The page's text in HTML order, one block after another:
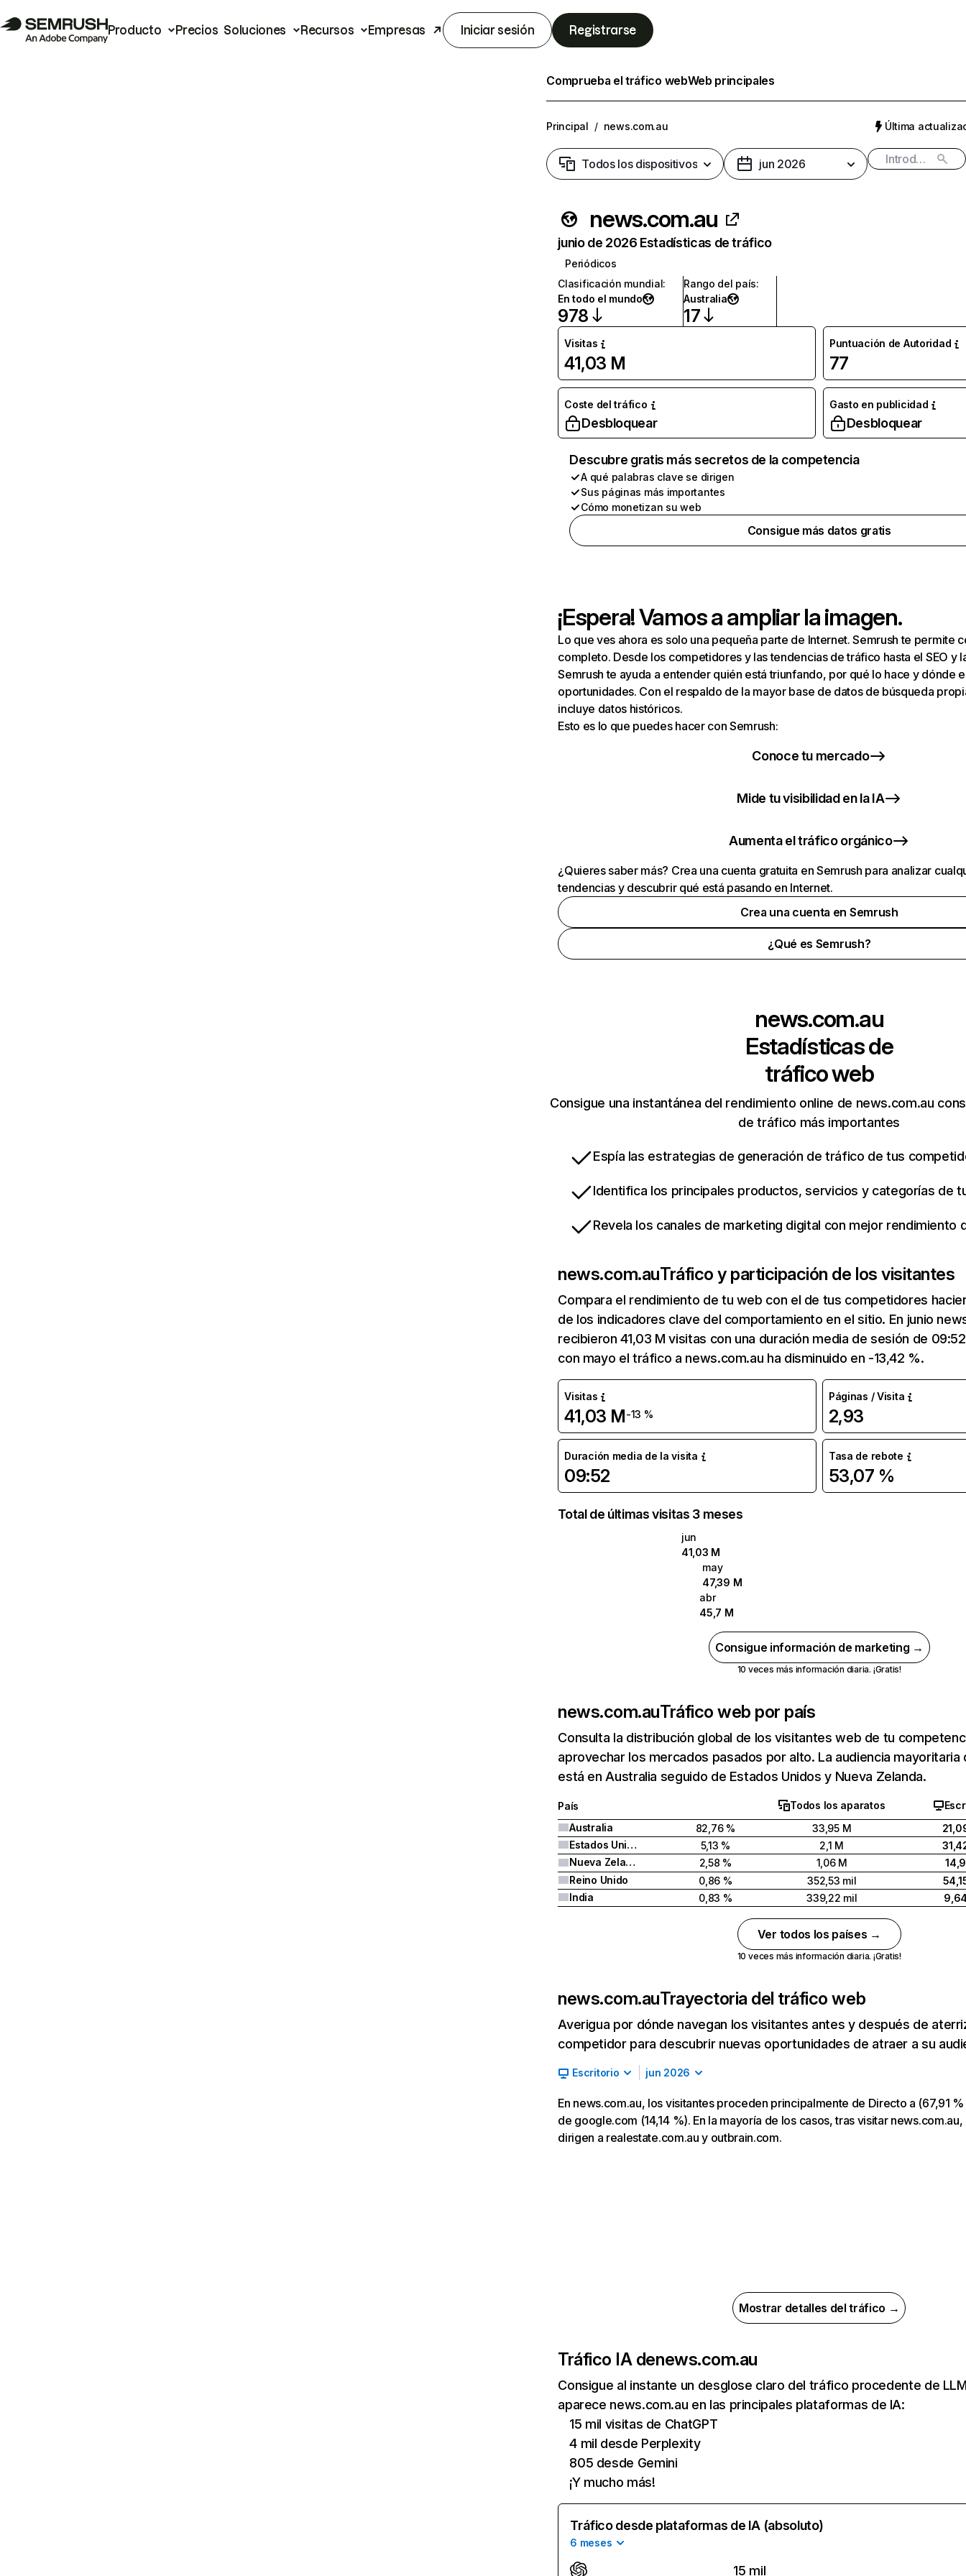
Producto Precios Soluciones Recursos Empresas Iniciar sesión Registrarse
Comprueba el tráfico webWeb principales
Principal / news.com.au Última
Todos los dispositivos jun 2026
news.com.au
junio de 2026 Estadísticas de tráfico
Periódicos
Clasificación mundial:
En todo el mundo
978
Rango del país:
Australia
17
Visitas
41,03 M
Puntuación de Autoridad
77
Coste del tráfico
Desbloquear
Gasto en publicidad
Desbloquear
Descubre gratis más secretos de la competencia
A qué palabras clave se dirigen
Sus páginas más importantes
Cómo monetizan su web
Consigue más datos gratis
¡Espera! Vamos a ampliar la imagen.
Lo que ves ahora es solo una pequeña parte de Internet. Semrush te permite
completo. Desde los competidores y las tendencias de tráfico hasta el SEO y
Semrush te ayuda a entender quién está triunfando, por qué lo hace y dónde
oportunidades. Con el respaldo de la mayor base de datos de búsqueda
incluye datos históricos.
Esto es lo que puedes hacer con Semrush:
Conoce tu mercado
Mide tu visibilidad en la IA
Aumenta el tráfico orgánico
¿Quieres saber más? Crea una cuenta gratuita en Semrush para analizar
tendencias y descubrir qué está pasando en Internet.
Crea una cuenta en Semrush
¿Qué es Semrush?
news.com.au
Estadísticas de
tráfico web
Consigue una instantánea del rendimiento online de news.com.au
de tráfico más importantes
Espía las estrategias de generación de tráfico de tus
Identifica los principales productos, servicios y categorías de
Revela los canales de marketing digital con mejor rendimiento
news.com.auTráfico y participación de los visitantes
Compara el rendimiento de tu web con el de tus competidores
de los indicadores clave del comportamiento en el sitio. En junio
recibieron 41,03 M visitas con una duración media de sesión de
con mayo el tráfico a news.com.au ha disminuido en -13,42 %.
Visitas
41,03 M-13 %
Páginas / Visita
2,93
Duración media de la visita
09:52
Tasa de rebote
53,07 %
Total de últimas visitas 3 meses
jun
41,03 M
may
47,39 M
abr
45,7 M
Consigue información de marketing →
10 veces más información diaria. ¡Gratis!
news.com.auTráfico web por país
Consulta la distribución global de los visitantes web de tu
aprovechar los mercados pasados por alto. La audiencia mayoritaria
está en Australia seguido de Estados Unidos y Nueva Zelanda.
País Todos los aparatos
Australia
82,76 % 33,95 M
Estados Unidos
5,13 % 2,1 M
Nueva Zelanda
2,58 % 1,06 M
Reino Unido
0,86 % 352,53 mil
India
0,83 % 339,22 mil
Ver todos los países →
10 veces más información diaria. ¡Gratis!
news.com.auTrayectoria del tráfico web
Averigua por dónde navegan los visitantes antes y después de
competidor para descubrir nuevas oportunidades de atraer a su
Escritorio jun 2026
En news.com.au, los visitantes proceden principalmente de Directo a (67,91
de google.com (14,14 %). En la mayoría de los casos, tras visitar
dirigen a realestate.com.au y outbrain.com.
Mostrar detalles del tráfico →
Tráfico IA denews.com.au
Consigue al instante un desglose claro del tráfico procedente de
aparece news.com.au en las principales plataformas de IA:
15 mil visitas de ChatGPT
4 mil desde Perplexity
805 desde Gemini
¡Y mucho más!
Tráfico desde plataformas de IA (absoluto)
6 meses
15 mil